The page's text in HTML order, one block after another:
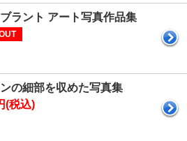
ラント アート写真作品集
の細部を収めた写真集
(税込)